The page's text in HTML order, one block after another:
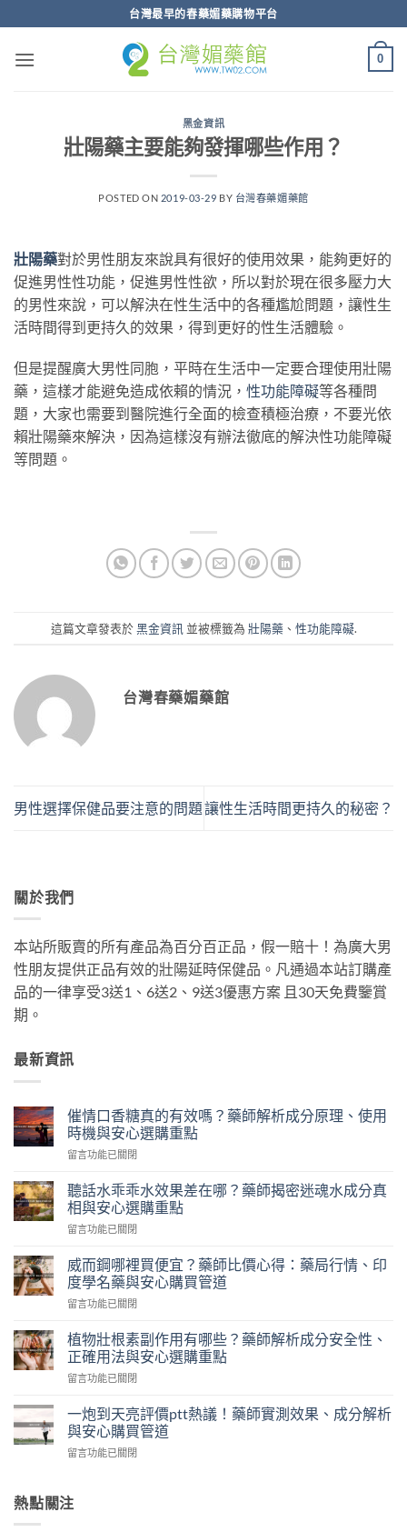
轉
台灣最早的春藥媚藥購物平台
0
黑金資訊
壯陽藥主要能夠發揮哪些作用？
POSTED ON 2019-03-29 BY 台灣春藥媚藥館
壯陽藥對於男性朋友來說具有很好的使用效果，能夠更好的
促進男性性功能，促進男性性欲，所以對於現在很多壓力大
的男性來說，可以解決在性生活中的各種尷尬問題，讓性生
活時間得到更持久的效果，得到更好的性生活體驗。
但是提醒廣大男性同胞，平時在生活中一定要合理使用壯陽
藥，這樣才能避免造成依賴的情況， 性功能障礙等各種問
題，大家也需要到醫院進行全面的檢查積極治療，不要光依
賴壯陽藥來解決，因為這樣沒有辦法徹底的解決性功能障礙
等問題。
這篇文章發表於黑金資訊 並被標籤為 壯陽藥 、 性功能障礙.
台灣春藥媚藥館
男性選擇保健品要注意的問題讓性生活時間更持久的秘密？
關於我們
本站所販賣的所有產品為百分百正品，假一賠十！為廣大男
性朋友提供正品有效的壯陽延時保健品。凡通過本站訂購產
品的一律享受3送1、6送2、9送3優惠方案 且30天免費鑒賞
期。
最新資訊
催情口香糖真的有效嗎？藥師解析成分原理、使用
時機與安心選購重點
在
情
口
香
糖
的
有
效
嗎？
師
解
成
原
理、
使
機
與
留言功能已關閉
聽話水乖乖水效果差在哪？藥師揭密迷魂水成分真
相與安心選購重點
在
話
水
乖
乖
效
果
差
在
藥
師
密
水
留言功能已關閉
威而鋼哪裡買便宜？藥師比價心得：藥局行情、印
度學名藥與安心購買管道
在
而
鋼
哪
裡
便
宜？
藥
師
心
留言功能已關閉
植物壯根素副作用有哪些？藥師解析成分安全性、
正確用法與安心選購重點
在
壯
根
素
用
留言功能已關閉
一炮到天亮評價ptt熱議！藥師實測效果、成分解析
與安心購買管道
在
到
天
留言功能已關閉
熱點關注